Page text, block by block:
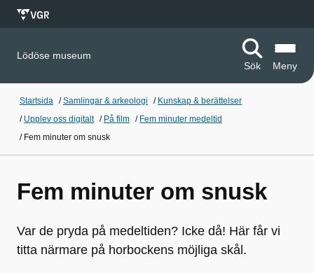
Lödöse museum
Sök
Meny
Startsida /Samlingar & arkeologi / Kunskap & berättelser
/ Upplev oss digitalt / På film / Fem minuter medeltid
/ Fem minuter om snusk
Fem minuter om snusk
Var de pryda på medeltiden? Icke då! Här får vi
titta närmare på horbockens möjliga skål.